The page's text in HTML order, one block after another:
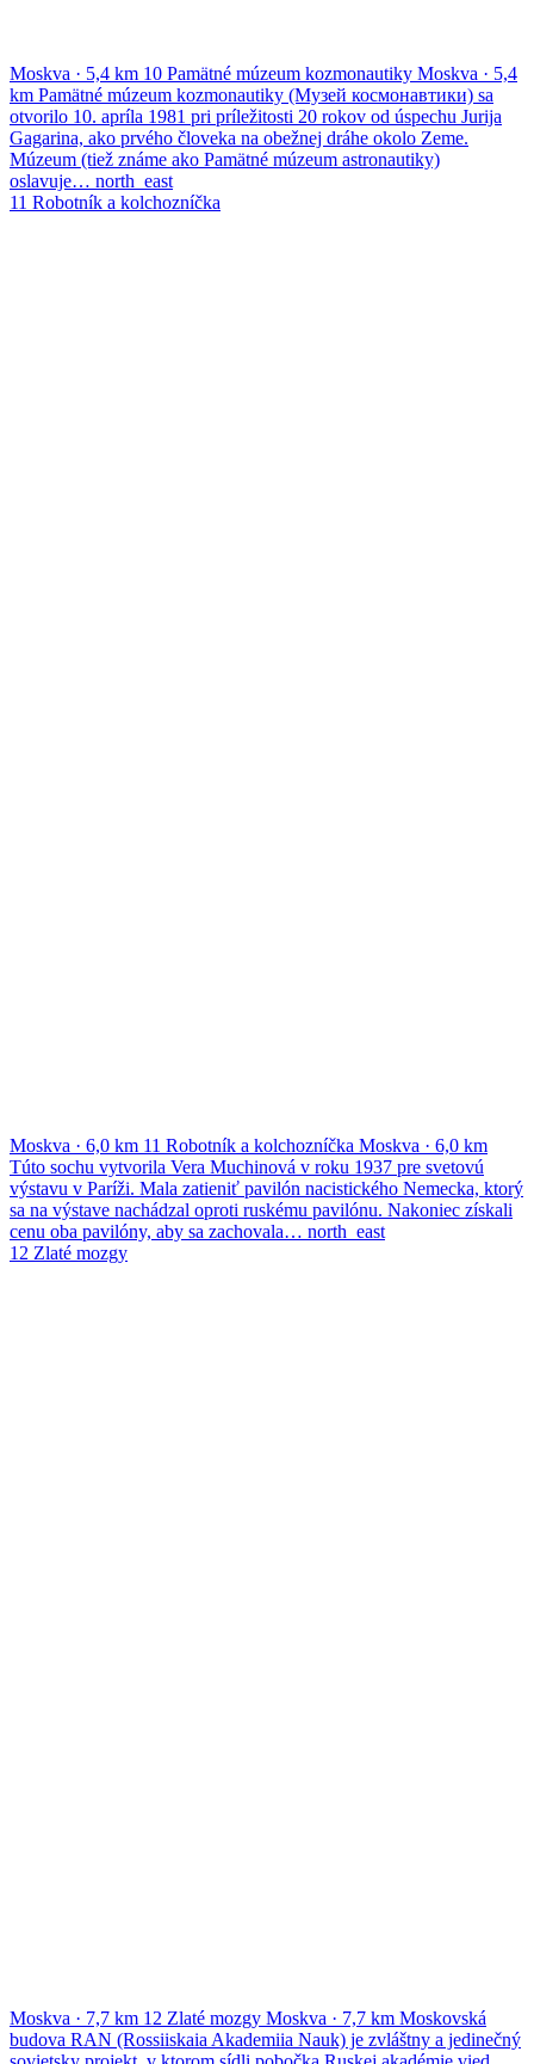
Moskva · 5,4 km 10 Pamätné múzeum kozmonautiky Moskva · 5,4
km Pamätné múzeum kozmonautiky (Музей космонавтики) sa
otvorilo 10. apríla 1981 pri príležitosti 20 rokov od úspechu Jurija
Gagarina, ako prvého človeka na obežnej dráhe okolo Zeme.
Múzeum (tiež známe ako Pamätné múzeum astronautiky)
oslavuje… north_east
11 Robotník a kolchozníčka
Moskva · 6,0 km 11 Robotník a kolchozníčka Moskva · 6,0 km
Túto sochu vytvorila Vera Muchinová v roku 1937 pre svetovú
výstavu v Paríži. Mala zatieniť pavilón nacistického Nemecka, ktorý
sa na výstave nachádzal oproti ruskému pavilónu. Nakoniec získali
cenu oba pavilóny, aby sa zachovala… north_east
12 Zlaté mozgy
Moskva · 7,7 km 12 Zlaté mozgy Moskva · 7,7 km Moskovská
budova RAN (Rossiiskaia Akademiia Nauk) je zvláštny a jedinečný